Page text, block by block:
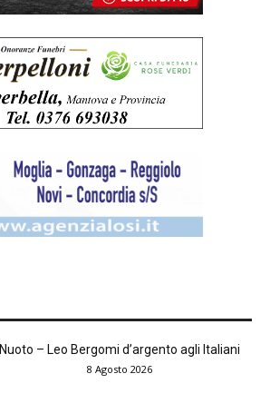
Nuoto – Leo Bergomi d’argento agli Italiani
8 Agosto 2026